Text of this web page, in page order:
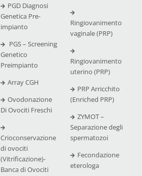
PGD Diagnosi
Genetica Pre-
impianto
PGS – Screening
Genetico
Preimpianto
Array CGH
Ovodonazione
Di Ovociti Freschi
Crioconservazione
di ovociti
(Vitrificazione)-
Banca di Ovociti
Ringiovanimento
vaginale (PRP)
Ringiovanimento
uterino (PRP)
PRP Arricchito
(Enriched PRP)
ZYMOT –
Separazione degli
spermatozoi
Fecondazione
eterologa